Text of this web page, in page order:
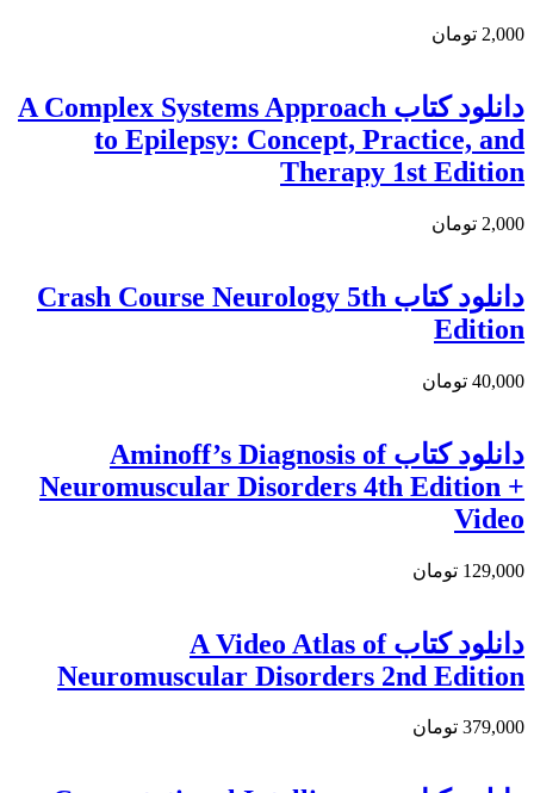
2,000 تومان
دانلود كتاب A Complex Systems Approach
to Epilepsy: Concept, Practice, and
Therapy 1st Edition
2,000 تومان
دانلود کتاب Crash Course Neurology 5th
Edition
40,000 تومان
دانلود کتاب Aminoff’s Diagnosis of
Neuromuscular Disorders 4th Edition +
Video
129,000 تومان
دانلود كتاب A Video Atlas of
Neuromuscular Disorders 2nd Edition
379,000 تومان